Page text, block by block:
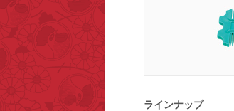
ラインナップ